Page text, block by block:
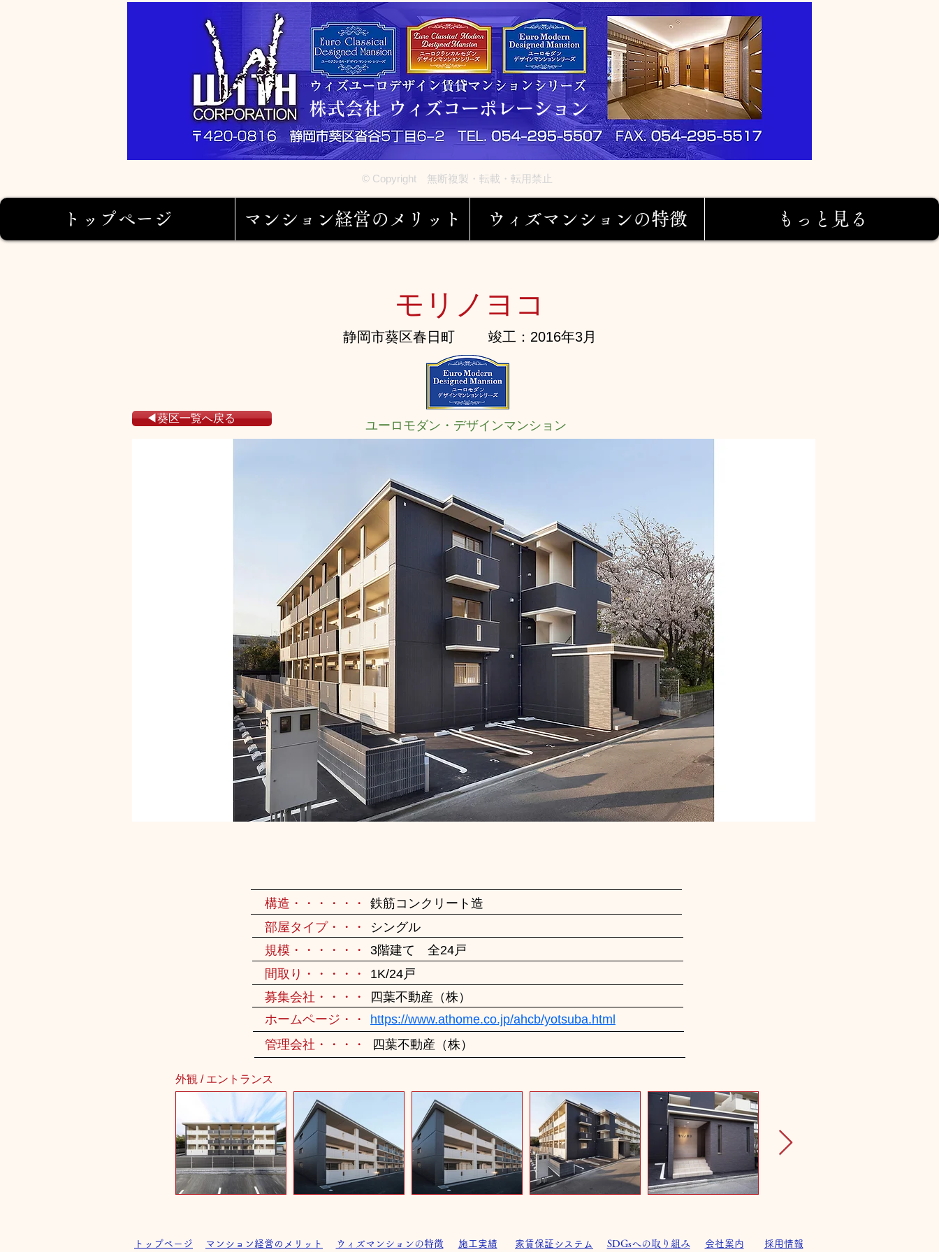
株式会社 ウィズコーポレーション
© Copyright 無断複製・転載・転用禁止
トップページ マンション経営のメリット ウィズマンションの特徴 もっと見る
モリノヨコ
静岡市葵区春日町 竣工：2016年3月
◀葵区一覧へ戻る
ユーロモダン・デザインマンション
構造・・・・・・
鉄筋コンクリート造
シングル
部屋タイプ・・・
規模・・・・・・
3階建て 全24戸
間取り・・・・・
1K/24戸
募集会社・・・・
四葉不動産（株）
ホームページ・・
https://www.athome.co.jp/ahcb/yotsuba.html
管理会社・・・・
四葉不動産（株）
外観 / エントランス
トップページ マンション経営のメリット ウィズマンションの特徴 施工実績 家賃保証システム SDGsへの取り組み 会社案内 採用情報